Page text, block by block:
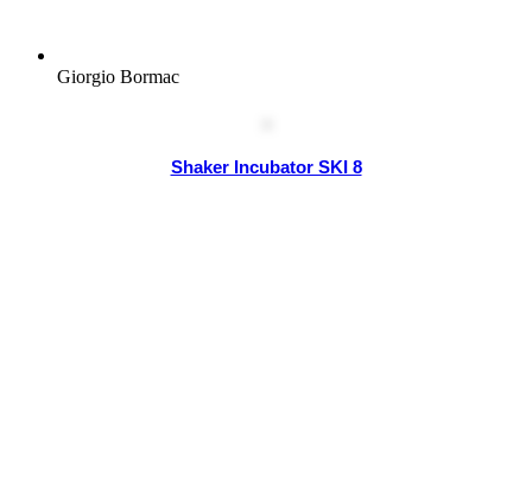
Giorgio Bormac
Shaker Incubator SKI 8